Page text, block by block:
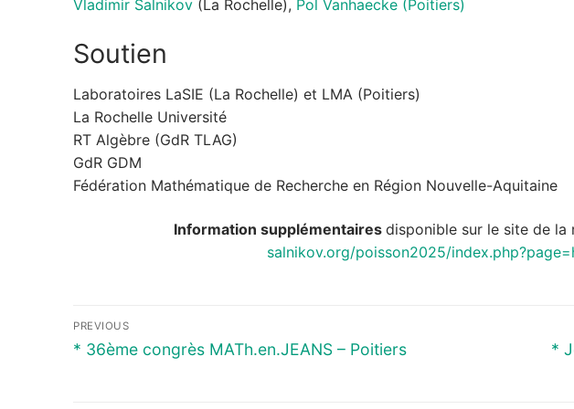
Vladimir Salnikov (La Rochelle), Pol Vanhaecke (Poitiers)
Soutien
Laboratoires LaSIE (La Rochelle) et LMA (Poitiers)
La Rochelle Université
RT Algèbre (GdR TLAG)
GdR GDM
Fédération Mathématique de Recherche en Région Nouvelle-Aquitaine
Information supplémentaires disponible sur le site de la
salnikov.org/poisson2025/
Navigation
de
PREVIOUS
Previous
* 36ème congrès MATh.en.JEANS – Poitiers
*